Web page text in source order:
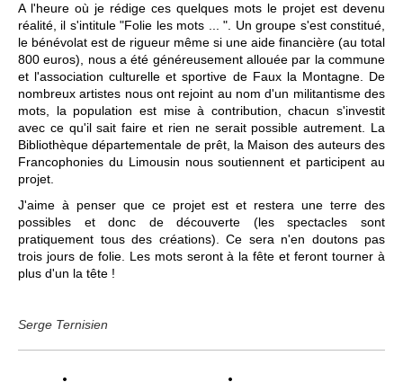
A l'heure où je rédige ces quelques mots le projet est devenu
réalité, il s'intitule "Folie les mots ... ". Un groupe s'est constitué,
le bénévolat est de rigueur même si une aide financière (au total
800 euros), nous a été généreusement allouée par la commune
et l'association culturelle et sportive de Faux la Montagne. De
nombreux artistes nous ont rejoint au nom d'un militantisme des
mots, la population est mise à contribution, chacun s'investit
avec ce qu'il sait faire et rien ne serait possible autrement. La
Bibliothèque départementale de prêt, la Maison des auteurs des
Francophonies du Limousin nous soutiennent et participent au
projet.
J'aime à penser que ce projet est et restera une terre des
possibles et donc de découverte (les spectacles sont
pratiquement tous des créations). Ce sera n'en doutons pas
trois jours de folie. Les mots seront à la fête et feront tourner à
plus d'un la tête !
Serge Ternisien